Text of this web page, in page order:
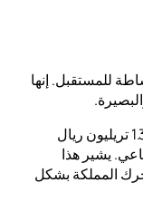
للمستقبل. إنها
وتخصص ميزانية الدولة لعام 2026 حوالي 1.3 تريليون ريال
يشير هذا
المملكة بشكل